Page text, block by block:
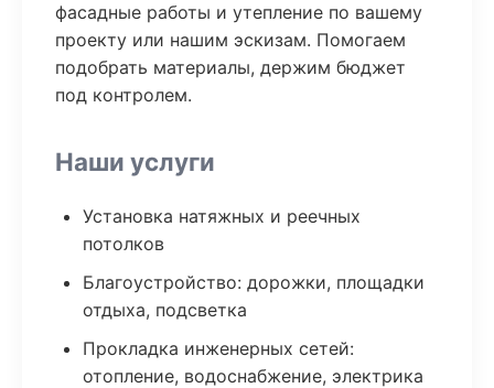
фасадные работы и утепление по вашему
проекту или нашим эскизам. Помогаем
подобрать материалы, держим бюджет
под контролем.
Наши услуги
Установка натяжных и реечных
потолков
Благоустройство: дорожки, площадки
отдыха, подсветка
Прокладка инженерных сетей:
отопление, водоснабжение, электрика